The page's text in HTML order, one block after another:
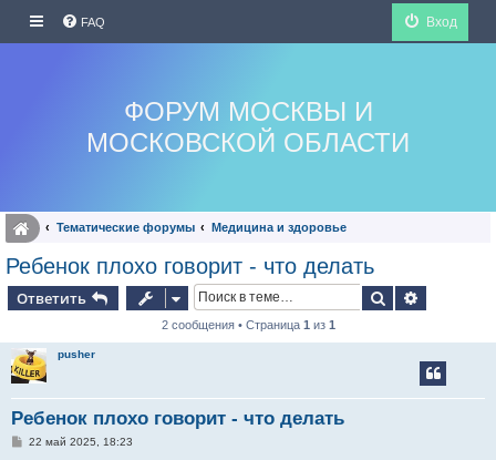
FAQ Вход
ФОРУМ МОСКВЫ И
МОСКОВСКОЙ ОБЛАСТИ
Тематические форумы Медицина и здоровье
Ребенок плохо говорит - что делать
Ответить Поиск
2 сообщения • Страница 1 из 1
pusher
Ребенок плохо говорит - что делать
С22 май 2025, 18:23